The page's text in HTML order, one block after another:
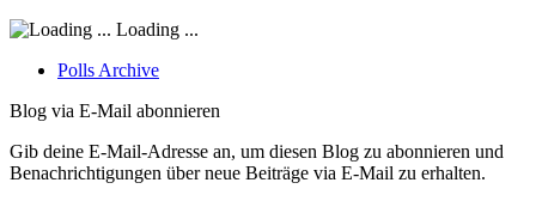
Loading ...
Polls Archive
Blog via E-Mail abonnieren
Gib deine E-Mail-Adresse an, um diesen Blog zu abonnieren und
Benachrichtigungen über neue Beiträge via E-Mail zu erhalten.